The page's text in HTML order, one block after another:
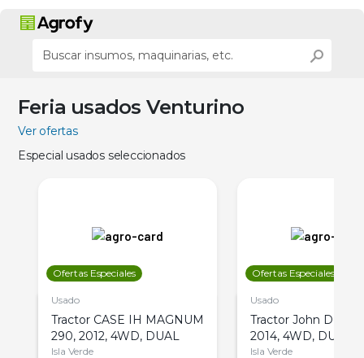
Feria usados Venturino
Ver ofertas
Especial usados seleccionados
Ofertas Especiales
Usado
Tractor CASE IH MAGNUM
290, 2012, 4WD, DUAL
Isla Verde
Ofertas Especiales
Usado
Tractor John Deere
2014, 4WD, DUAL
Isla Verde